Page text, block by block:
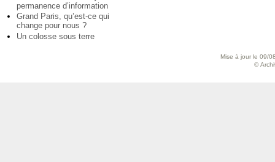
permanence d’information
Grand Paris, qu’est-ce qui
change pour nous ?
Un colosse sous terre
Mise à jour le 09/
©